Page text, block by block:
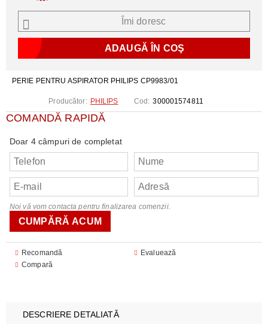
PERIE PENTRU ASPIRATOR PHILIPS CP9983/01
Producător: PHILIPS Cod: 300001574811
COMANDĂ RAPIDĂ
Doar 4 câmpuri de completat
Noi vă vom contacta pentru finalizarea comenzii.
Recomandă
Evaluează
Compară
Îmi doresc
DESCRIERE DETALIATĂ